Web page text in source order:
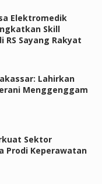
Elektromedik
Skill
RS Sayang Rakyat
Lahirkan
Menggenggam
Sektor
Prodi Keperawatan